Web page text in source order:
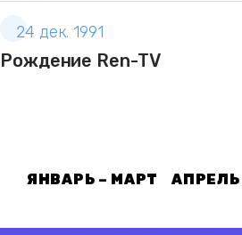
24 дек. 1991
Рождение Ren-TV
ЯНВАРЬ – МАРТ